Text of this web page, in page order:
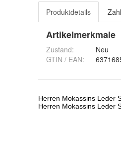
Produktdetails
Artikelmerkmale
Zustand:
Neu
GTIN / EAN: